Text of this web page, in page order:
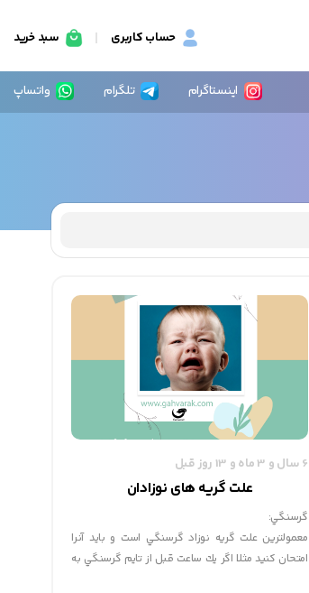
حساب کاربری سبد خرید
اینستاگرام تلگرام واتساپ
6 سال و 3 ماه و 13 روز قبل
علت گریه های نوزادان
گرسنگي:
معمولترين علت گريه نوزاد گرسنگي است و بايد آنرا
امتحان كنيد مثلا اگر يك ساعت قبل از تايم گرسنگي به